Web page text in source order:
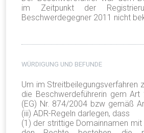
im Zeitpunkt der
Beschwerdegegner 2011 nicht
WÜRDIGUNG UND BEFUNDE
Um im Streitbeilegungsverfahren
die Beschwerdeführerin gem
(EG) Nr. 874/2004 bzw gemäß
(iii) ADR-Regeln darlegen, dass
(1) der strittige Domainnamen